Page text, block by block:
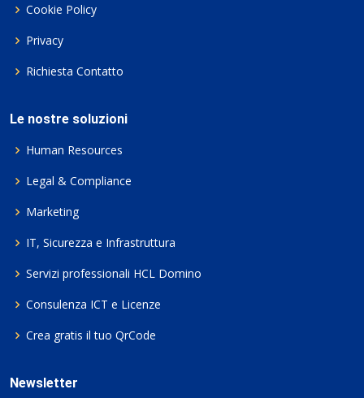
Cookie Policy
Privacy
Richiesta Contatto
Le nostre soluzioni
Human Resources
Legal & Compliance
Marketing
IT, Sicurezza e Infrastruttura
Servizi professionali HCL Domino
Consulenza ICT e Licenze
Crea gratis il tuo QrCode
Newsletter